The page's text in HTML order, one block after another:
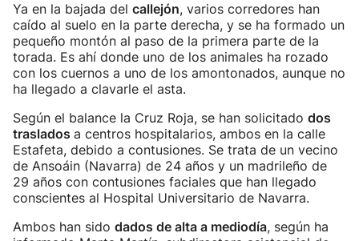
Ya en la bajada del callejón, varios corredores han
caído al suelo en la parte derecha, y se ha formado un
pequeño montón al paso de la primera parte de la
torada. Es ahí donde uno de los animales ha rozado
con los cuernos a uno de los amontonados, aunque no
ha llegado a clavarle el asta.
Según el balance la Cruz Roja, se han solicitado dos
traslados a centros hospitalarios, ambos en la calle
Estafeta, debido a contusiones. Se trata de un vecino
de Ansoáin (Navarra) de 24 años y un madrileño de
29 años con contusiones faciales que han llegado
conscientes al Hospital Universitario de Navarra.
Ambos han sido dados de alta a mediodía, según ha